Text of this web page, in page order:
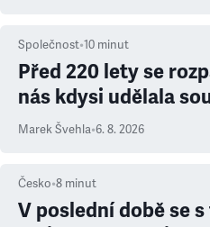
Společnost•10 minut
Před 220 lety se
nás kdysi udělala
Marek Švehla•6. 8. 2026
Česko•8 minut
V poslední době se